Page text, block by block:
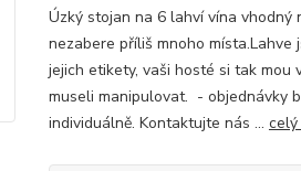
Úzký stojan na 6 lahví vína vhodný
nezabere příliš mnoho místa.Lahve
jejich etikety, vaši hosté si tak mou
museli manipulovat. - objednávky
individuálně. Kontaktujte nás ... celý